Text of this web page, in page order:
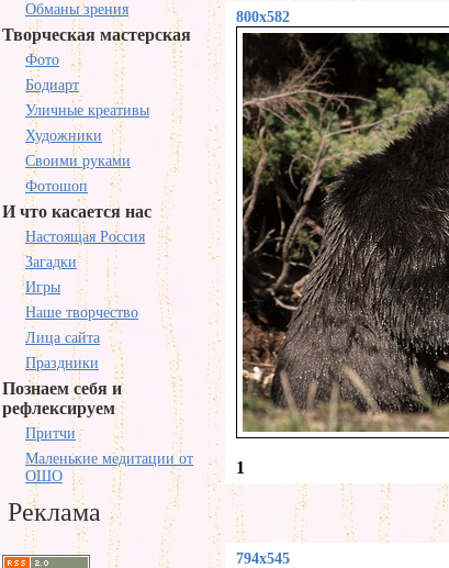
Обманы зрения
Творческая мастерская
Фото
Бодиарт
Уличные креативы
Художники
Своими руками
Фотошоп
И что касается нас
Настоящая Россия
Загадки
Игры
Наше творчество
Лица сайта
Праздники
Познаем себя и
рефлексируем
Притчи
Маленькие медитации от
ОШО
Реклама
800x582
1
794x545